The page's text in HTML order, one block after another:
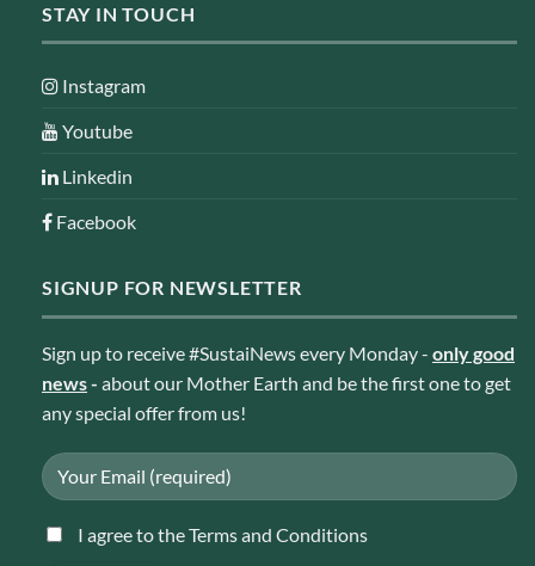
STAY IN TOUCH
Instagram
Youtube
Linkedin
Facebook
SIGNUP FOR NEWSLETTER
Sign up to receive #SustaiNews every Monday - only good
news- about our Mother Earth and be the first one to get
any special offer from us!
I agree to the Terms and Conditions